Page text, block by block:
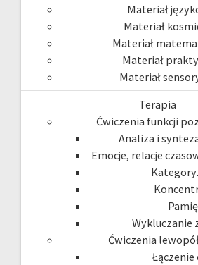
Materiał
Materiał
Materiał
Materiał
Materiał
Terapia
Ćwiczenia funkcji
Analiza i
Emocje, relacje
Wykluczanie
Ćwiczenia
Łączenie